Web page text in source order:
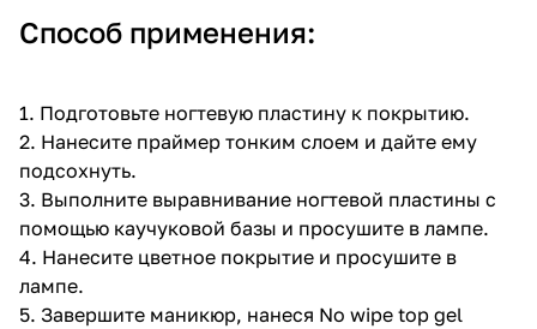
Способ применения:
1. Подготовьте ногтевую пластину к покрытию.
2. Нанесите праймер тонким слоем и дайте ему
подсохнуть.
3. Выполните выравнивание ногтевой пластины с
помощью каучуковой базы и просушите в лампе.
4. Нанесите цветное покрытие и просушите в
лампе.
5. Завершите маникюр, нанеся No wipe top gel